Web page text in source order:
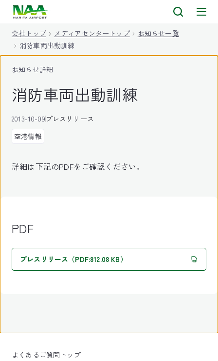
会社トップ メディアセンタートップ
お知らせ一覧
消防車両出動訓練
お知らせ詳細
消防車両出動訓練
2013-10-09プレスリリース
空港情報
詳細は下記のPDFをご確認ください。
PDF
プレスリリース（PDF:812.08 KB）
よくあるご質問トップ